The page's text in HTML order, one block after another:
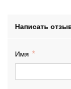
Написать
Имя